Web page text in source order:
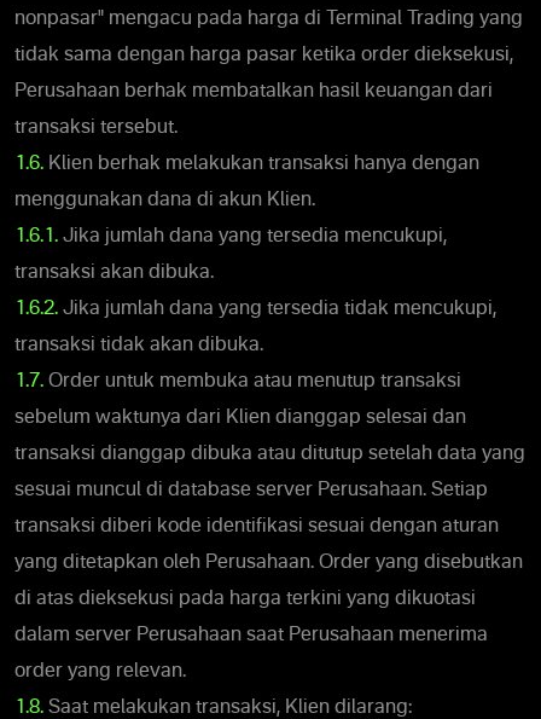
nonpasar" mengacu pada harga di Terminal Trading yang
tidak sama dengan harga pasar ketika order dieksekusi,
Perusahaan berhak membatalkan hasil keuangan dari
transaksi tersebut.
1.6. Klien berhak melakukan transaksi hanya dengan
menggunakan dana di akun Klien.
1.6.1. Jika jumlah dana yang tersedia mencukupi,
transaksi akan dibuka.
1.6.2. Jika jumlah dana yang tersedia tidak mencukupi,
transaksi tidak akan dibuka.
1.7. Order untuk membuka atau menutup transaksi
sebelum waktunya dari Klien dianggap selesai dan
transaksi dianggap dibuka atau ditutup setelah data yang
sesuai muncul di database server Perusahaan. Setiap
transaksi diberi kode identifikasi sesuai dengan aturan
yang ditetapkan oleh Perusahaan. Order yang disebutkan
di atas dieksekusi pada harga terkini yang dikuotasi
dalam server Perusahaan saat Perusahaan menerima
order yang relevan.
1.8. Saat melakukan transaksi, Klien dilarang: